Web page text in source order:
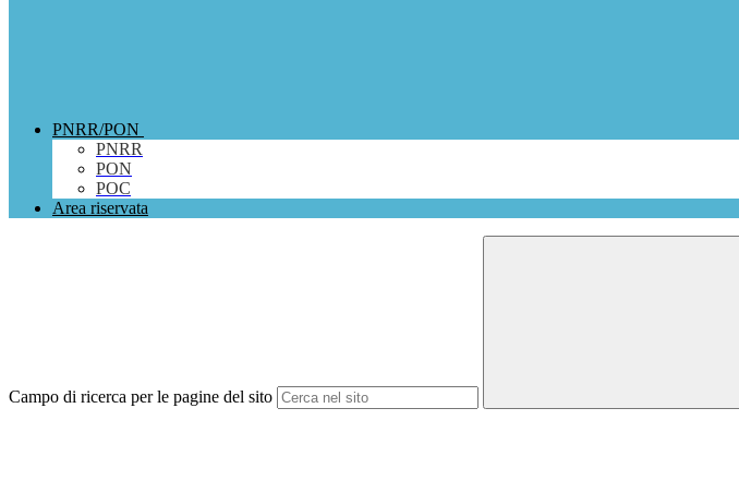
PNRR/PON
PNRR
PON
POC
Area riservata
Campo di ricerca per le pagine del sito